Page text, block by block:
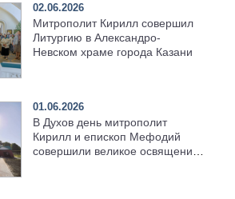
02.06.2026
Митрополит Кирилл совершил
Литургию в Александро-
Невском храме города Казани
01.06.2026
В Духов день митрополит
Кирилл и епископ Мефодий
совершили великое освящение